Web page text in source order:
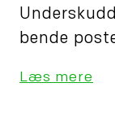
bende
Læs mere